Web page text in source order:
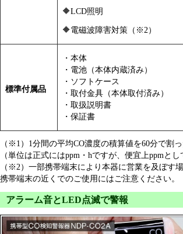
🔶LCD照明
🔶電磁波障害対策（※2）
標準付属品
・本体
・電池（本体内蔵済み）
・ソフトケース
・取付金具（本体取付済み）
・取扱説明書
・保証書
（※1）1分間の平均CO濃度の積算値を60分で割
（単位は正式にはppm・hですが、便宜上ppmとし
（※2）一部携帯端末により本器に営業を及ぼす
携帯端末の近くでのご使用にはご注意ください。
アラーム音とLED点滅で警報